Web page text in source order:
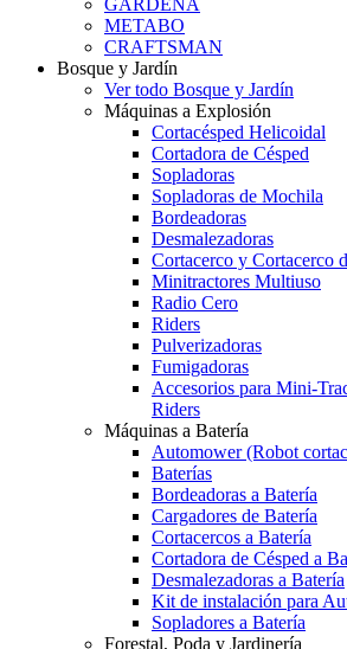
METABO
CRAFTSMAN
Bosque y Jardín
Ver todo Bosque y Jardín
Máquinas a Explosión
Cortacésped Helicoidal
Cortadora de Césped
Sopladoras
Sopladoras de Mochila
Bordeadoras
Desmalezadoras
Cortacerco y Cortacerco
Minitractores Multiuso
Radio Cero
Riders
Pulverizadoras
Fumigadoras
Accesorios para Mini-
Riders
Máquinas a Batería
Automower (Robot
Baterías
Bordeadoras a Batería
Cargadores de Batería
Cortacercos a Batería
Cortadora de Césped a
Desmalezadoras a Batería
Kit de instalación para
Sopladores a Batería
Forestal, Poda y Jardinería